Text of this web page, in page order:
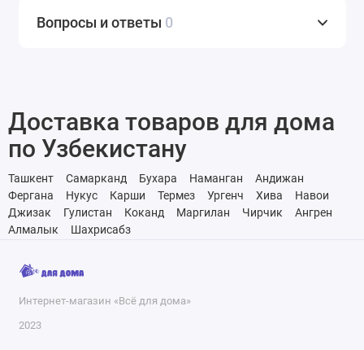
Вопросы и ответы 0
Доставка товаров для дома
по Узбекистану
Ташкент Самарканд Бухара Наманган
Андижан
Фергана
Нукус Карши Термез Ургенч Хива
Навои
Джизак
Гулистан Коканд Маргилан Чирчик
Ангрен
Алмалык
Шахрисабз
Интернет-магазин «Всё для дома»
2023